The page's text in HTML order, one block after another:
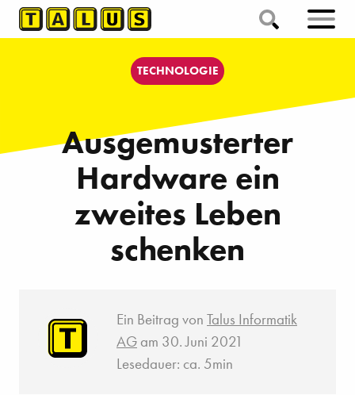
TECHNOLOGIE
Aus­gemusterter
Hardware ein
zweites Leben
schenken
Ein Beitrag von Talus Informatik
AG am 30. Juni 2021
Lesedauer: ca. 5min